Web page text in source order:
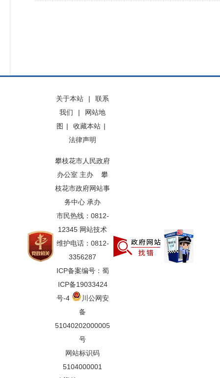
关于本站 |
联系
我们
|
网站地
图 | 收藏本站 |
法律声明
攀枝花市人民政府
办公室 主办 攀
枝花市政府网站事
务中心 承办
市民热线：0812-
12345 网站技术
维护电话：0812-
3356287
ICP备案编号：蜀
ICP备19033424
号-4
川公网安
备
51040202000005
号
网站标识码
5104000001